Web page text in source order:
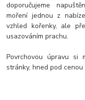
doporučujeme
moření jednou z
vzhled kořenky, ale
usazováním prachu.
Povrchovou úpravu si
stránky, hned pod cenou